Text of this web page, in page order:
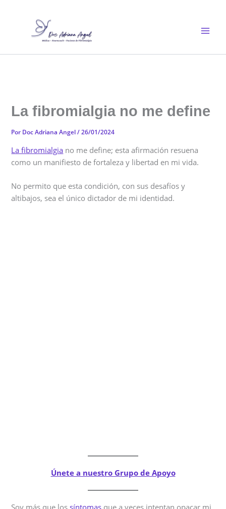
La fibromialgia no me define
Por Doc Adriana Angel/26/01/2024
La fibromialgia no me define; esta afirmación resuena
como un manifiesto de fortaleza y libertad en mi vida.
No permito que esta condición, con sus desafíos y
altibajos, sea el único dictador de mi identidad.
Únete a nuestro Grupo de Apoyo